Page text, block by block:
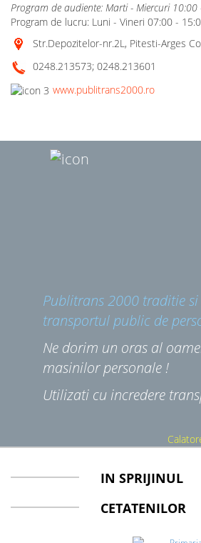
Program de audiente: Marti - Miercuri 10:00
Program de lucru: Luni - Vineri 07:00 -
Str.Depozitelor-nr.2L, Pitesti-Arges
0248.213573; 0248.213601
www.publitrans2000.ro
Publitrans 2000 traditie
transportul public de
Ne dorim un oras al
masinilor personale !
Utilizati cu incredere
IN SPRIJINUL
CETATENILOR